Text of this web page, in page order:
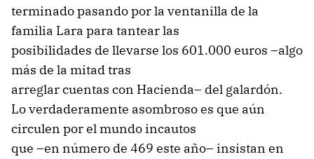
terminado pasando por la ventanilla de la
familia Lara para tantear las
posibilidades de llevarse los 601.000 euros –algo
más de la mitad tras
arreglar cuentas con Hacienda– del galardón.
Lo verdaderamente asombroso es que aún
circulen por el mundo incautos
que –en número de 469 este año– insistan en